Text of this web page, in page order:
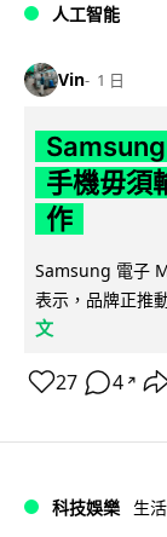
人工智能
Vin 1 日
手機毋須
作
Samsung 電子
表示，品牌正推
文
27 4 ↗
科技娛樂 生